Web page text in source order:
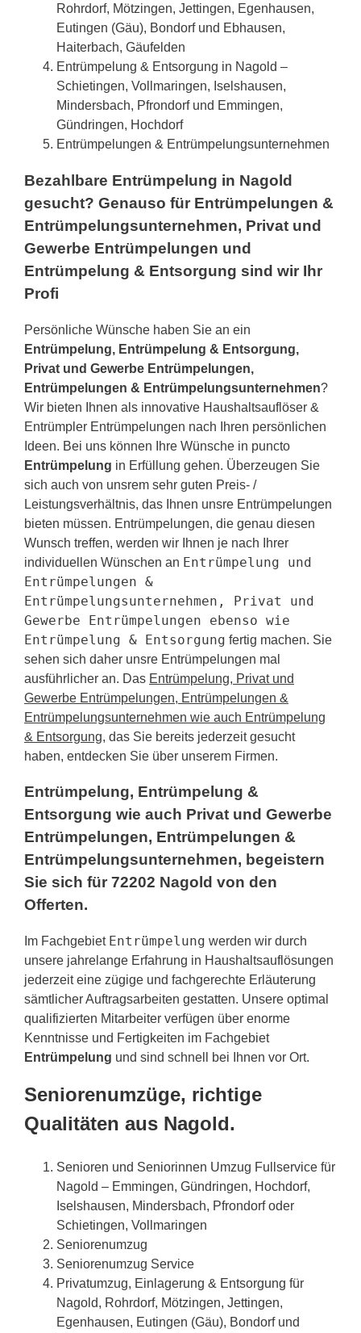
Rohrdorf, Mötzingen, Jettingen, Egenhausen,
Eutingen (Gäu), Bondorf und Ebhausen,
Haiterbach, Gäufelden
Entrümpelung & Entsorgung in Nagold –
Schietingen, Vollmaringen, Iselshausen,
Mindersbach, Pfrondorf und Emmingen,
Gündringen, Hochdorf
Entrümpelungen & Entrümpelungsunternehmen
Bezahlbare Entrümpelung in Nagold
gesucht? Genauso für Entrümpelungen &
Entrümpelungsunternehmen, Privat und
Gewerbe Entrümpelungen und
Entrümpelung & Entsorgung sind wir Ihr
Profi
Persönliche Wünsche haben Sie an ein
Entrümpelung, Entrümpelung & Entsorgung,
Privat und Gewerbe Entrümpelungen,
Entrümpelungen & Entrümpelungsunternehmen?
Wir bieten Ihnen als innovative Haushaltsauflöser &
Entrümpler Entrümpelungen nach Ihren persönlichen
Ideen. Bei uns können Ihre Wünsche in puncto
Entrümpelung in Erfüllung gehen. Überzeugen Sie
sich auch von unsrem sehr guten Preis- /
Leistungsverhältnis, das Ihnen unsre Entrümpelungen
bieten müssen. Entrümpelungen, die genau diesen
Wunsch treffen, werden wir Ihnen je nach Ihrer
individuellen Wünschen an Entrümpelung und
Entrümpelungen &
Entrümpelungsunternehmen, Privat und
Gewerbe Entrümpelungen ebenso wie
Entrümpelung & Entsorgung fertig machen. Sie
sehen sich daher unsre Entrümpelungen mal
ausführlicher an. Das Entrümpelung, Privat und
Gewerbe Entrümpelungen, Entrümpelungen &
Entrümpelungsunternehmen wie auch Entrümpelung
& Entsorgung, das Sie bereits jederzeit gesucht
haben, entdecken Sie über unserem Firmen.
Entrümpelung, Entrümpelung &
Entsorgung wie auch Privat und Gewerbe
Entrümpelungen, Entrümpelungen &
Entrümpelungsunternehmen, begeistern
Sie sich für 72202 Nagold von den
Offerten.
Im Fachgebiet Entrümpelung werden wir durch
unsere jahrelange Erfahrung in Haushaltsauflösungen
jederzeit eine zügige und fachgerechte Erläuterung
sämtlicher Auftragsarbeiten gestatten. Unsere optimal
qualifizierten Mitarbeiter verfügen über enorme
Kenntnisse und Fertigkeiten im Fachgebiet
Entrümpelung und sind schnell bei Ihnen vor Ort.
Seniorenumzüge, richtige
Qualitäten aus Nagold.
Senioren und Seniorinnen Umzug Fullservice für
Nagold – Emmingen, Gündringen, Hochdorf,
Iselshausen, Mindersbach, Pfrondorf oder
Schietingen, Vollmaringen
Seniorenumzug
Seniorenumzug Service
Privatumzug, Einlagerung & Entsorgung für
Nagold, Rohrdorf, Mötzingen, Jettingen,
Egenhausen, Eutingen (Gäu), Bondorf und